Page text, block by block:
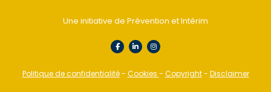
Une initiative de Prévention et Intérim
Politique de confidentialité- Cookies - Copyright- Disclaimer